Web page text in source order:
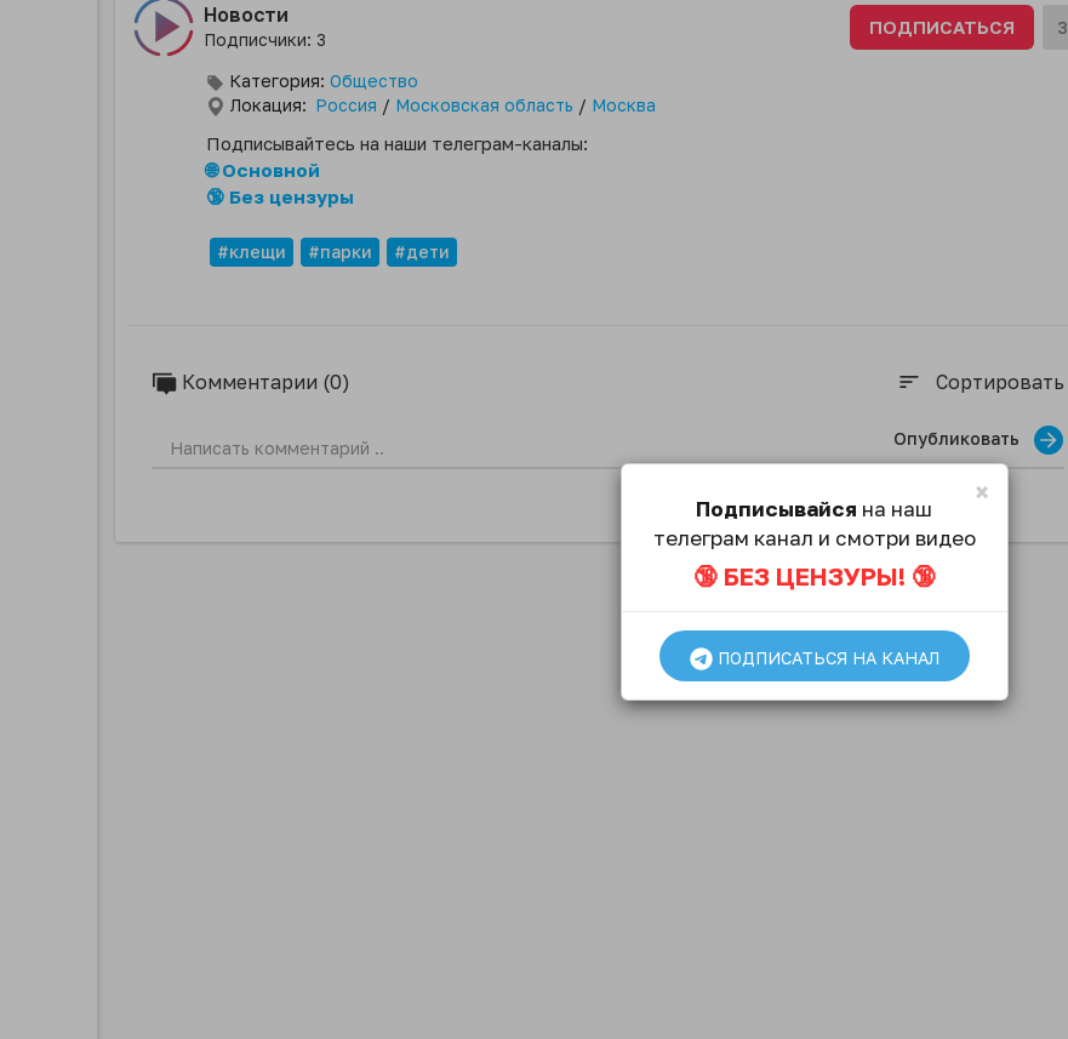
Новости
Подписчики: 3
ПОДПИСАТЬСЯ 3
Категория: Общество
Локация: Россия / Московская область / Москва
Подписывайтесь на наши телеграм-каналы:
🌐 Основной
🔞 Без цензуры
#клещи #парки #дети
Комментарии (0) sort Сортировать
Опубликовать
×
Подписывайся на наш
телеграм канал и смотри видео
🔞 БЕЗ ЦЕНЗУРЫ! 🔞
ПОДПИСАТЬСЯ НА КАНАЛ